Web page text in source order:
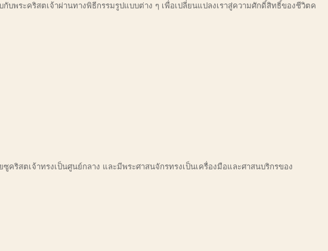
พระคริสตเจ้าผ่านทางพิธีกรรมรูปแบบต่าง ๆ เพื่อเปลี่ยนแปลงเราสู่ความศักดิ์สิทธิ์ของชีวิตค
สตเจ้าทรงเป็นศูนย์กลาง และมีพระศาสนจักรทรงเป็นเครื่องมือและศาสนบริกรของ